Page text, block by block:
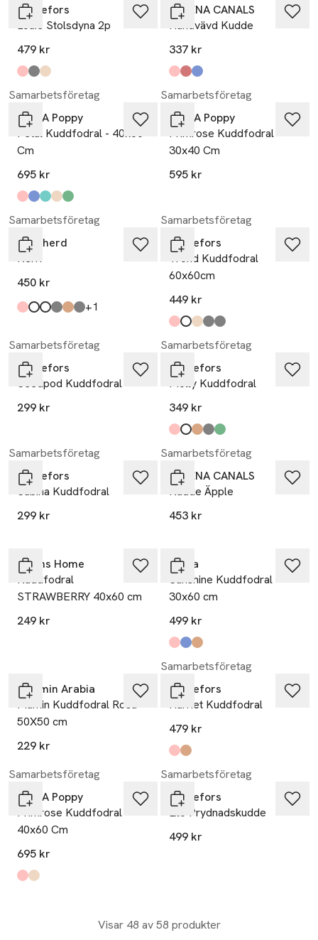
Svanefors
Louie Stolsdyna 2p
479 kr
Produkten finns i färgerna:
korall,
grå,
beige,
LORENA CANALS
Handvävd Kudde
337 kr
Produkten finns i färgerna:
ros, kastanj, naturlig
lönnröd, fushia, terrakotta,
naturlig, blå salvia,
Samarbetsföretag
Pick A Poppy
Petal Kuddfodral - 40x60
Cm
695 kr
Produkten finns i färgerna:
dark pink,
blue,
teal,
ochre,
green,
Samarbetsföretag
Pick A Poppy
Primrose Kuddfodral -
30x40 Cm
595 kr
Samarbetsföretag
Shepherd
Kerri
450 kr
Produkten finns i färgerna:
pink,
chestnut,
creme,
carbon,
rusty brown,
stone, +1
Samarbetsföretag
Svanefors
Trond Kuddfodral
60x60cm
449 kr
Produkten finns i färgerna:
rosa,
offwhite,
beige,
mörkgrå,
grå,
Samarbetsföretag
Svanefors
Seedpod Kuddfodral
299 kr
Samarbetsföretag
Svanefors
Molly Kuddfodral
349 kr
Produkten finns i färgerna:
rosa,
offwhite,
brun,
grå,
grön,
Samarbetsföretag
Svanefors
Sabina Kuddfodral
299 kr
Samarbetsföretag
LORENA CANALS
Kudde Äpple
453 kr
Åhléns Home
Kuddfodral
STRAWBERRY 40x60 cm
249 kr
Himla
Sunshine Kuddfodral
30x60 cm
499 kr
Produkten finns i färgerna:
Grounded
Heavenly
Coffee
Moomin Arabia
Mumin Kuddfodral Rosa
50X50 cm
229 kr
Samarbetsföretag
Svanefors
Harriet Kuddfodral
479 kr
Produkten finns i färgerna:
korall
mörk nougat
Samarbetsföretag
Pick A Poppy
Primrose Kuddfodral -
40x60 Cm
695 kr
Produkten finns i färgerna:
dark pink
light ochre
Samarbetsföretag
Svanefors
Lilo Prydnadskudde
499 kr
Visar 48 av 58 produkter